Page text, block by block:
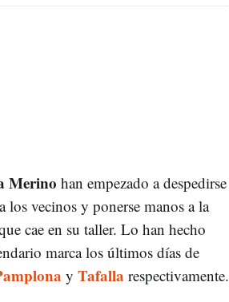
Merino han empezado a despedirse
los vecinos y ponerse manos a la
cae en su taller. Lo han hecho
marca los últimos días de
y Tafalla respectivamente.